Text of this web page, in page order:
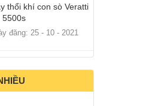
thổi khí con sò Veratti
5500s
đăng: 25 - 10 - 2021